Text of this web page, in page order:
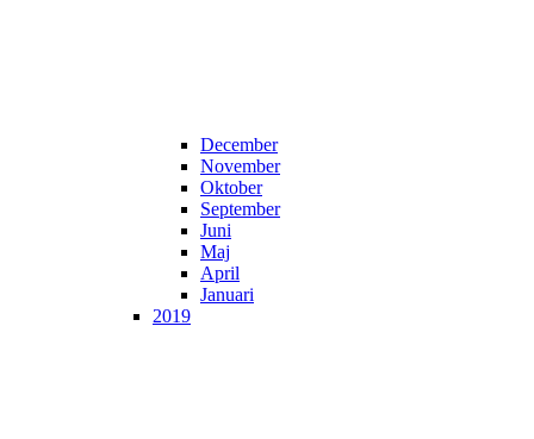
December
November
Oktober
September
Juni
Maj
April
Januari
2019